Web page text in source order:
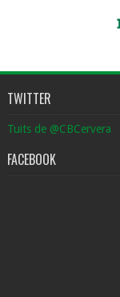
TWITTER
Tuits de @CBCervera
FACEBOOK